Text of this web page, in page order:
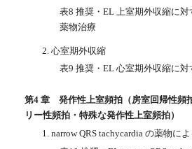
表8 推奨・EL 上室期外収縮に対
薬物治療
2. 心室期外収縮
表9 推奨・EL 心室期外収縮に対
第4 章 発作性上室頻拍（房室回帰性頻
リー性頻拍・特殊な発作性上室頻拍）
1. narrow QRS tachycardia の薬物に